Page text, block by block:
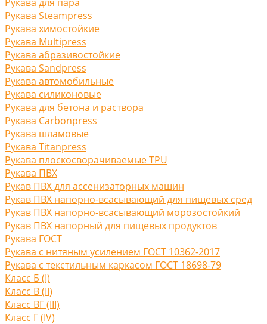
Рукава Steampress
Рукава химостойкие
Рукава Multipress
Рукава абразивостойкие
Рукава Sandpress
Рукава автомобильные
Рукава силиконовые
Рукава для бетона и раствора
Рукава Carbonpress
Рукава шламовые
Рукава Titanpress
Рукава плоскосворачиваемые TPU
Рукава ПВХ
Рукав ПВХ для ассенизаторных машин
Рукав ПВХ напорно-всасывающий для пищевых сред
Рукав ПВХ напорно-всасывающий морозостойкий
Рукав ПВХ напорный для пищевых продуктов
Рукава ГОСТ
Рукава с нитяным усилением ГОСТ 10362-2017
Рукава с текстильным каркасом ГОСТ 18698-79
Класс Б (I)
Класс В (II)
Класс ВГ (III)
Класс Г (IV)